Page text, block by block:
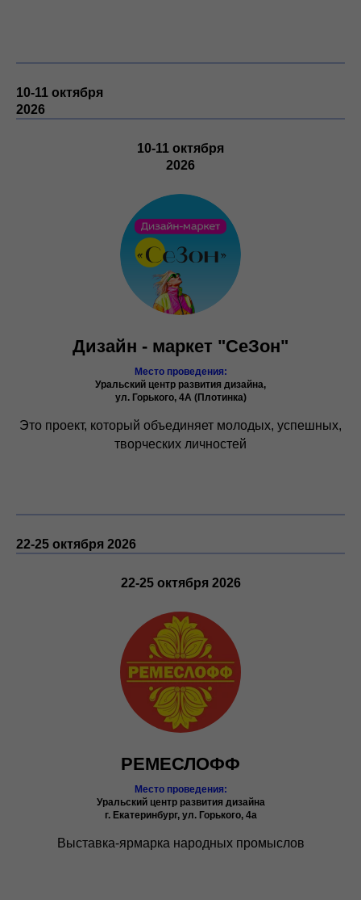
10-11 октября
2026
10-11 октября
2026
Дизайн - маркет "СеЗон"
Место проведения:
Уральский центр развития дизайна,
ул. Горького, 4А (Плотинка)
Это проект, который объединяет молодых, успешных,
творческих личностей
22-25 октября 2026
22-25 октября 2026
РЕМЕСЛОФФ
Место проведения:
Уральский центр развития дизайна
г. Екатеринбург, ул. Горького, 4а
Выставка-ярмарка народных промыслов